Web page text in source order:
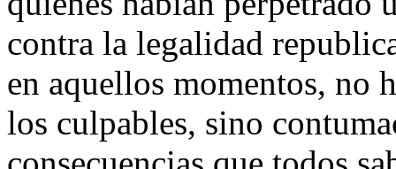
contra la legalidad
en aquellos momentos, no
los culpables, sino